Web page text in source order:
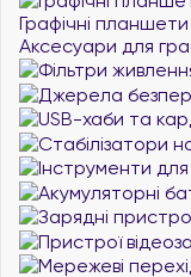
Графічні планшети
Аксесуари для